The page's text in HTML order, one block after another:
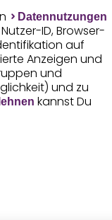
Datennutzungen
ID, Browser-
auf
Anzeigen und
und
und zu
kannst Du
Daten
verarbeiten. Vor